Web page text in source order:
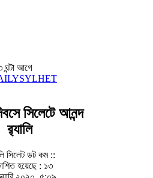
আগে
সিলেটে আনন্দ
র‌্যালি
সিলেট ডট কম ::
হয়েছে : ১৩